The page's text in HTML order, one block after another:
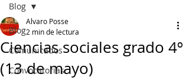
Blog
Comunicados
Convocatorias
Blog
Ciencias sociales grado 4º
(13 de mayo)
Alvaro Posse
2 min de lectura